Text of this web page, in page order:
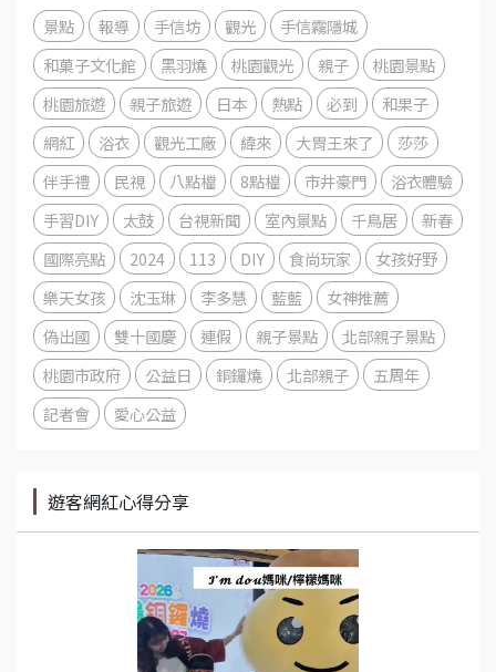
景點 報導 手信坊 觀光
手信霧隱城
和菓子文化館
黑羽燒 桃園觀光 親子
桃園景點
桃園旅遊
親子旅遊 日本 熱點 必到
和果子
網紅
浴衣 觀光工廠 緯來 大胃王來了
莎莎
伴手禮
民視 八點檔 8點檔 市井豪門
浴衣體驗
手習DIY
太鼓 台視新聞 室內景點 千鳥居
新春
國際亮點
2024 113 DIY 食尚玩家
女孩好野
樂天女孩
沈玉琳 李多慧 藍藍
女神推薦
偽出國
雙十國慶 連假 親子景點
北部親子景點
桃園市政府
公益日 銅鑼燒 北部親子
五周年
記者會
愛心公益
遊客網紅心得分享